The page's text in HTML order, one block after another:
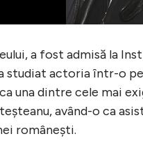
a fost admisă la
studiat actoria într-o
una dintre cele mai
având-o ca
românești.